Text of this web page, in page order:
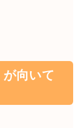
が向いて